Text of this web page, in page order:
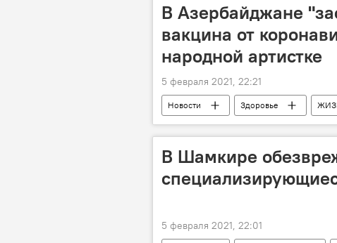
В Азербайджане
вакцина от
народной артистке
5 февраля 2021, 22:21
Новости Здоровье
вакцина
Ройа Айхан
В Шамкире
5 февраля 2021, 22:01